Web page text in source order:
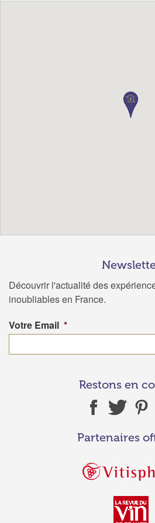
Découvrir l'actualité des
inoubliables en France.
Votre Email *
Restons en
Partenaires